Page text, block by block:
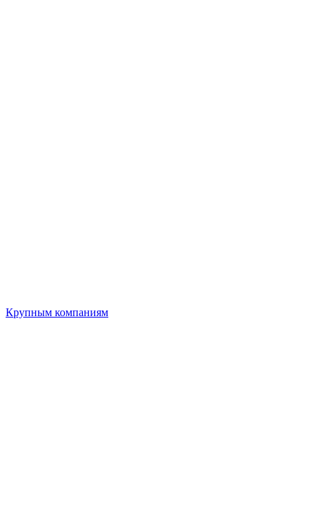
Крупным компаниям